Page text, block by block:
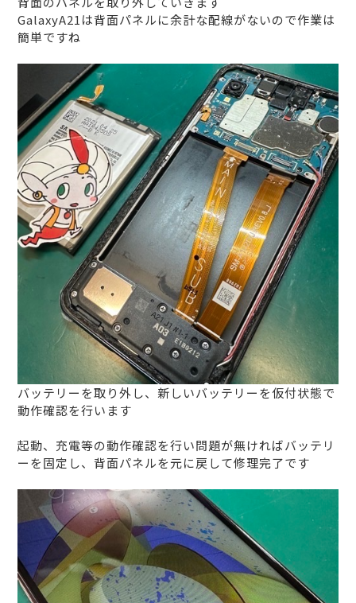
GalaxyA21は背面パネルに余計な配線がないので作業は
簡単ですね
バッテリーを取り外し、新しいバッテリーを仮付状態で
動作確認を行います
起動、充電等の動作確認を行い問題が無ければバッテリ
ーを固定し、背面パネルを元に戻して修理完了です